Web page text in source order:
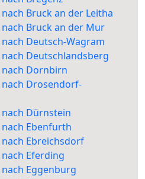
Bruck an der Leitha
Bruck an der Mur
Deutsch-Wagram
Deutschlandsberg
Dornbirn
Drosendorf-
Dürnstein
Ebenfurth
Ebreichsdorf
Eferding
Eggenburg